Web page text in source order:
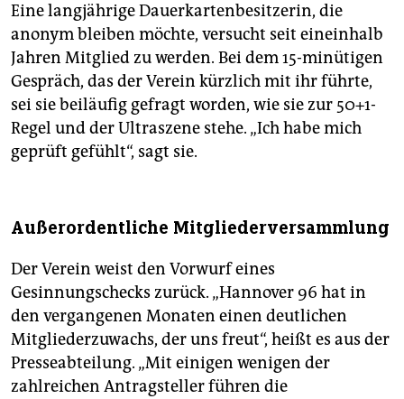
Eine langjährige Dauerkartenbesitzerin, die
anonym bleiben möchte, versucht seit eineinhalb
Jahren Mitglied zu werden. Bei dem 15-minütigen
Gespräch, das der Verein kürzlich mit ihr führte,
sei sie beiläufig gefragt worden, wie sie zur 50+1-
Regel und der Ultraszene stehe. „Ich habe mich
geprüft gefühlt“, sagt sie.
Außerordentliche Mitgliederversammlung
Der Verein weist den Vorwurf eines
Gesinnungschecks zurück. „Hannover 96 hat in
den vergangenen Monaten einen deutlichen
Mitgliederzuwachs, der uns freut“, heißt es aus der
Presseabteilung. „Mit einigen wenigen der
zahlreichen Antragsteller führen die